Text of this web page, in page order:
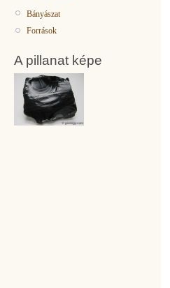
Bányászat
Források
A pillanat képe